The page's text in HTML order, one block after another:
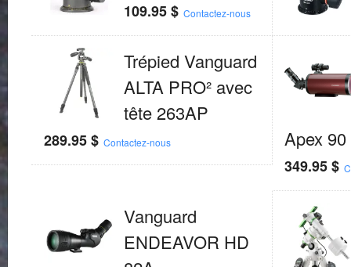
109.95$ Contactez-nous
Trépied Vanguard
ALTA PRO² avec
tête 263AP
289.95$ Contactez-nous Apex
349.95$
Vanguard
ENDEAVOR HD